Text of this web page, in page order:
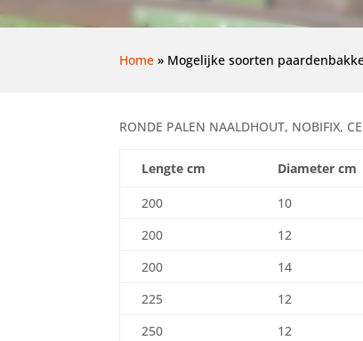
Home » Mogelijke soorten
RONDE PALEN NAALDHOUT, NOBIFIX,
Lengte cm Diameter cm
200 10
200
12
200
14
225
12
250
12